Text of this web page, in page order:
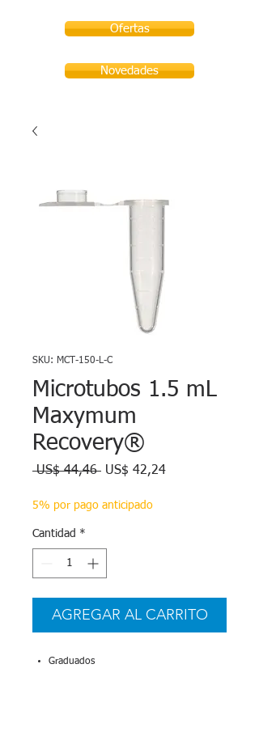
Ofertas
Novedades
SKU: MCT-150-L-C
Microtubos 1.5 mL
Maxymum
Recovery®
US$ 44,46 Precio
US$ 42,24Precio
5% por pago anticipado
Cantidad *
AGREGAR AL CARRITO
Graduados